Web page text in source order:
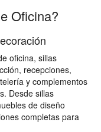
Oficina?
oficina, sillas
recepciones,
y complementos
Desde sillas
de diseño
completas para